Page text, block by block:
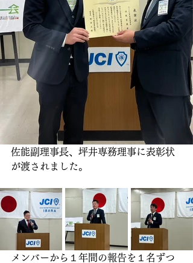
佐能副理事長、坪井専務理事に表彰状
が渡されました。
メンバーから１年間の報告を１名ずつ